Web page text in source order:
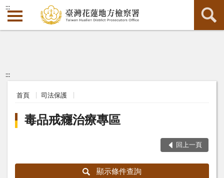
:::
:::
首頁 司法保護
毒品戒癮治療專區
回上一頁
顯示條件查詢